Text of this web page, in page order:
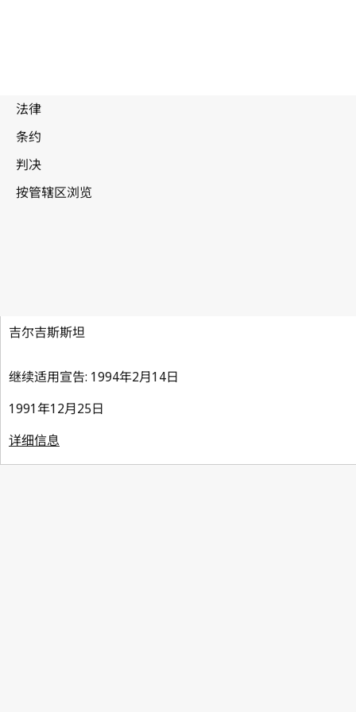
吉尔吉斯斯坦
继续适用宣告: 1994年2月14日
1991年12月25日
详细信息